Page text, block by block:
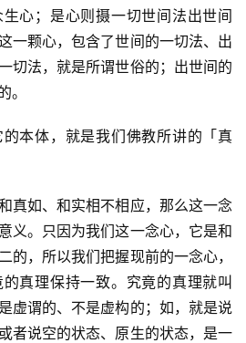
心；是心则摄一切世间法出世间
一颗心，包含了世间的一切法、出
切法，就是所谓世俗的；出世间的
。
本体，就是我们佛教所讲的「真
真如、和实相不相应，那么这一念
义。只因为我们这一念心，它是和
的，所以我们把握现前的一念心，
真理保持一致。究竟的真理就叫
虚谓的、不是虚构的；如，就是说
者说空的状态、原生的状态，是一